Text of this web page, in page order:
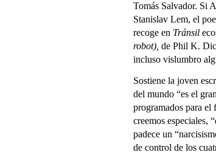
Tomás Salvador. Si
Stanislav Lem, el
recoge en Tránsil
robot), de Phil K.
incluso vislumbro
Sostiene la joven
del mundo “es el
programados para el
creemos especiales,
padece un
de control de los